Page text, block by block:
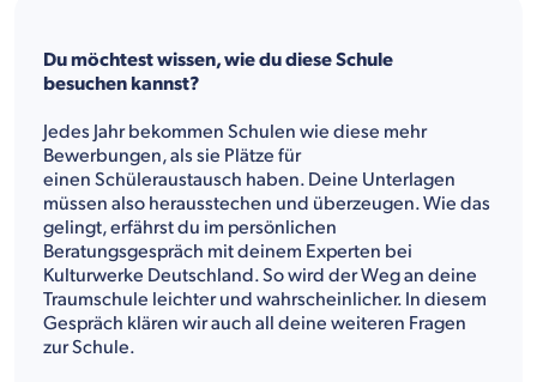
Du möchtest wissen, wie du diese Schule
besuchen kannst?
Jedes Jahr bekommen Schulen wie diese mehr
Bewerbungen, als sie Plätze für
einen Schüleraustausch haben. Deine Unterlagen
müssen also herausstechen und überzeugen. Wie das
gelingt, erfährst du im persönlichen
Beratungsgespräch mit deinem Experten bei
Kulturwerke Deutschland. So wird der Weg an deine
Traumschule leichter und wahrscheinlicher. In diesem
Gespräch klären wir auch all deine weiteren Fragen
zur Schule.